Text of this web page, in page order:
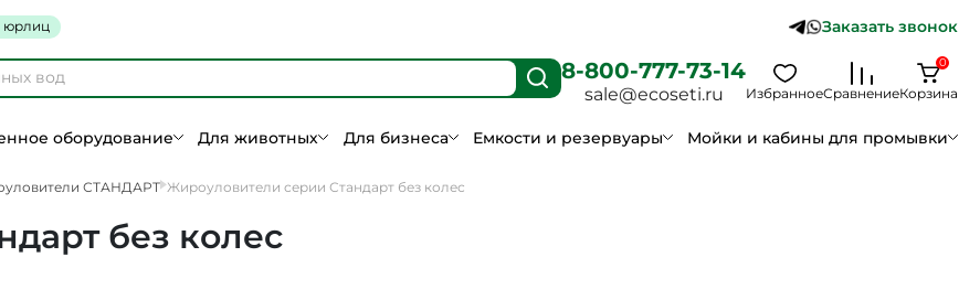
юрлиц Заказать звонок
8-800-777-73-14
sale@ecoseti.ru ИзбранноеСравнениеКорзина
0
оборудование Для животных Для бизнеса Емкости и резервуары Мойки и кабины для промывки
СТАНДАРТ Жироуловители серии Стандарт без колес
без колес